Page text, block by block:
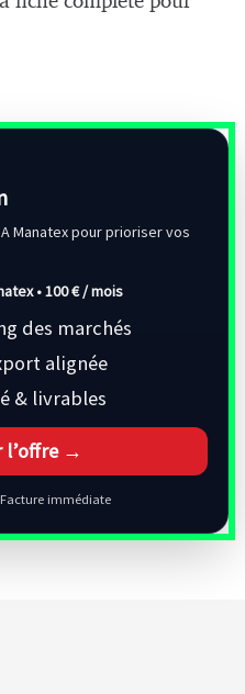
Manatex pour prioriser vos
•100 € / mois
des marchés
alignée
& livrables
l’offre →
immédiate